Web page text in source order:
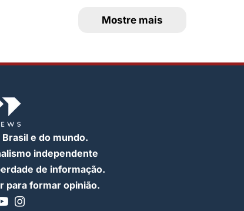
Mostre mais
e do mundo.
independente
de informação.
para formar opinião.